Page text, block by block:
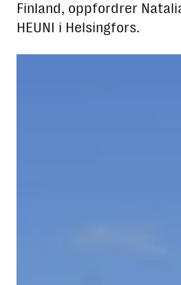
Finland, oppfordrer
HEUNI i Helsingfors.